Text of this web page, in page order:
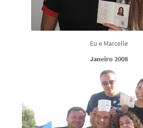
Eu e Marcelle
Janeiro 2008